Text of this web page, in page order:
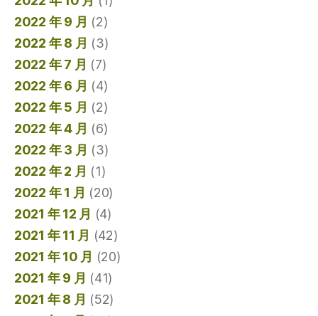
2022 年 9 月 (2)
2022 年 8 月 (3)
2022 年 7 月 (7)
2022 年 6 月 (4)
2022 年 5 月 (2)
2022 年 4 月 (6)
2022 年 3 月 (3)
2022 年 2 月 (1)
2022 年 1 月 (20)
2021 年 12 月 (4)
2021 年 11 月 (42)
2021 年 10 月 (20)
2021 年 9 月 (41)
2021 年 8 月 (52)